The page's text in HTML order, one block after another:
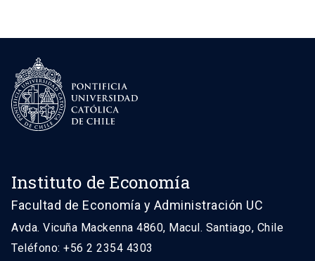
Instituto de Economía
Facultad de Economía y Administración UC
Avda. Vicuña Mackenna 4860, Macul. Santiago, Chile
Teléfono: +56 2 2354 4303